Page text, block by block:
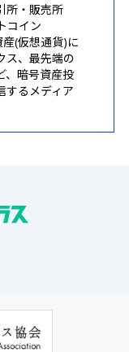
所・販売所
コイン
(仮想通貨)に
ス、最先端の
、暗号資産投
するメディア